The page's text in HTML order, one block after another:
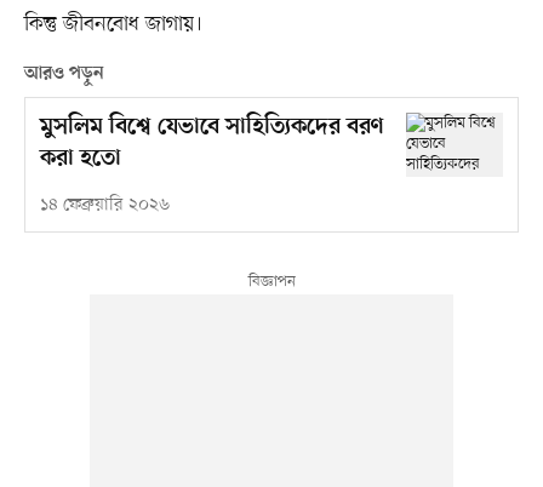
কিন্তু জীবনবোধ জাগায়।
আরও পড়ুন
মুসলিম বিশ্বে যেভাবে সাহিত্যিকদের বরণ
করা হতো
১৪ ফেব্রুয়ারি ২০২৬